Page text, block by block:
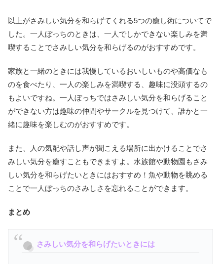
以上がさみしい気分を和らげてくれる5つの癒し術についてで
した。一人ぼっちのときは、一人でしかできない楽しみを満
喫することでさみしい気分を和らげるのがおすすめです。
家族と一緒のときには我慢しているおいしいものや高価なも
のを食べたり、一人の楽しみを満喫する、趣味に没頭するの
もよいですね。一人ぼっちではさみしい気分を和らげること
ができない方は趣味の仲間やサークルを見つけて、誰かと一
緒に趣味を楽しむのがおすすめです。
また、人の気配や話し声が聞こえる場所に出かけることでさ
みしい気分を癒すこともできますよ。水族館や動物園もさみ
しい気分を和らげたいときにはおすすめ！魚や動物を眺める
ことで一人ぼっちのさみしさを忘れることができます。
まとめ
さみしい気分を和らげたいときには